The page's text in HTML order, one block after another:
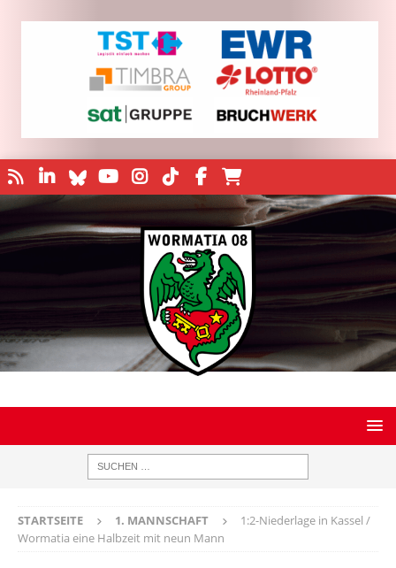
STARTSEITE 1. MANNSCHAFT
1:2-Niederlage in Kassel /
Wormatia eine Halbzeit mit neun Mann